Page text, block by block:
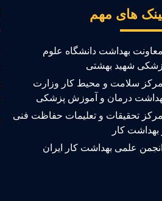
های مهم
بهداشت دانشگاه علوم
شهید بهشتی
سلامت و محیط کار وزارت
درمان و آموزش پزشکی
تحقیقات و تعلیمات حفاظت فنی
بهداشت کار
علمی بهداشت کار ایران